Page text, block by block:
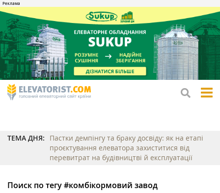
ТЕМА ДНЯ:
Пастки демпінгу та браку досвіду: як на етапі
проєктування елеватора захиститися від
перевитрат на будівництві й експлуатації
Поиск по тегу #комбікормовий завод